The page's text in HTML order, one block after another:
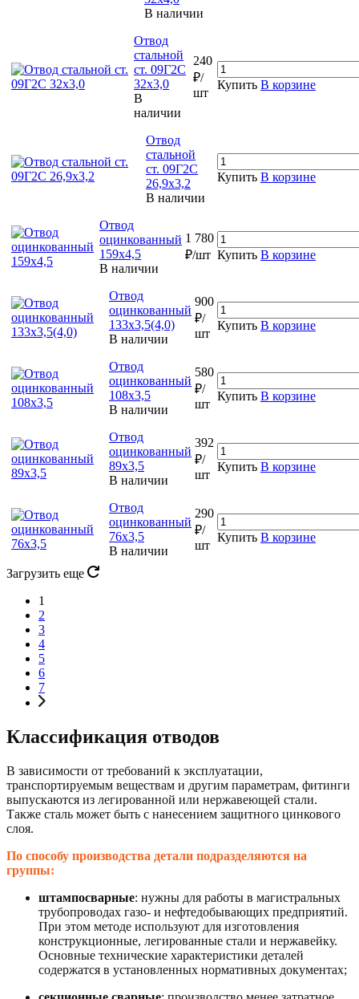
В наличии
Отвод
стальной
ст. 09Г2С
32х3,0
В
наличии
240
₽/
шт
Купить В корзине
Отвод
стальной
ст. 09Г2С
26,9х3,2
В наличии
Купить В корзине
Отвод
оцинкованный
159х4,5
В наличии
1 780
₽/шт Купить В корзине
Отвод
оцинкованный
133х3,5(4,0)
В наличии
900
₽/
шт
Купить В корзине
Отвод
оцинкованный
108х3,5
В наличии
580
₽/
шт
Купить В корзине
Отвод
оцинкованный
89х3,5
В наличии
392
₽/
шт
Купить В корзине
Отвод
оцинкованный
76х3,5
В наличии
290
₽/
шт
Купить В корзине
Загрузить еще
1
2
3
4
5
6
7
Классификация отводов
В зависимости от требований к эксплуатации,
транспортируемым веществам и другим параметрам, фитинги
выпускаются из легированной или нержавеющей стали.
Также сталь может быть с нанесением защитного цинкового
слоя.
По способу производства детали подразделяются на
группы:
штампосварные: нужны для работы в магистральных
трубопроводах газо- и нефтедобывающих предприятий.
При этом методе используют для изготовления
конструкционные, легированные стали и нержавейку.
Основные технические характеристики деталей
содержатся в установленных нормативных документах;